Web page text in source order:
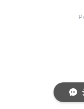
ART HOUSE新春企画